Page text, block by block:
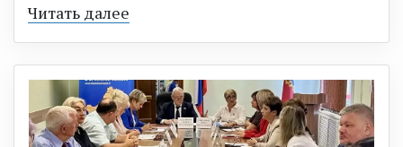
Читать далее